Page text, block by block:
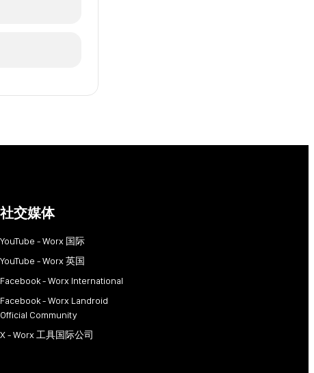
社交媒体
YouTube - Worx 国际
YouTube - Worx 英国
Facebook - Worx International
Facebook - Worx Landroid
Official Community
X - Worx 工具国际公司